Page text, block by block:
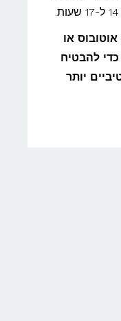
או
להבטיח
יותר